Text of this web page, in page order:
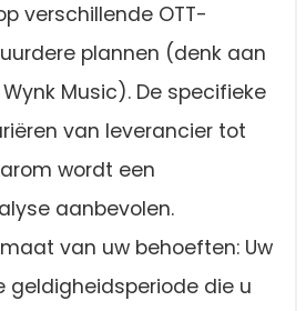
verschillende OTT-
plannen (denk aan
Music). De specifieke
van leverancier tot
wordt een
aanbevolen.
van uw behoeften: Uw
geldigheidsperiode die u